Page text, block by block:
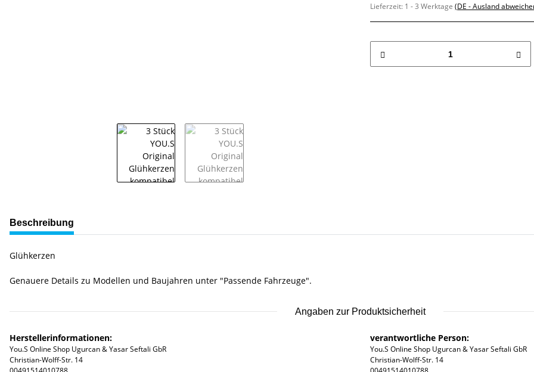
Lieferzeit: 1 - 3 Werktage (DE - Ausland
weitere Registerkarten anzeigen
Beschreibung
Glühkerzen
Genauere Details zu Modellen und Baujahren unter "Passende Fahrzeuge".
Angaben zur Produktsicherheit
Herstellerinformationen:
You.S Online Shop Ugurcan & Yasar Seftali GbR
Christian-Wolff-Str. 14
verantwortliche Person:
You.S Online Shop Ugurcan & Yasar Seftali GbR
Christian-Wolff-Str. 14